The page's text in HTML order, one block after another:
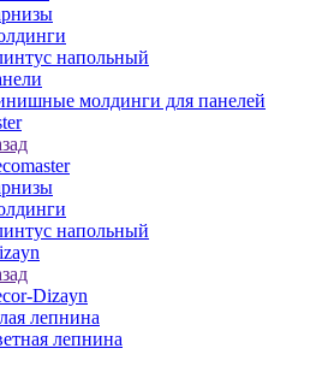
напольный
молдинги для панелей
напольный
Dizayn
лепнина
лепнина